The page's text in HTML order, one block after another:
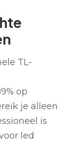
TL-
op
je alleen
is
led